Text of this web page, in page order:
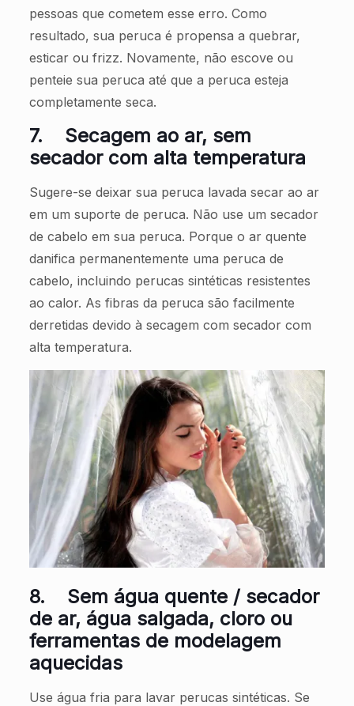
pessoas que cometem esse erro. Como
resultado, sua peruca é propensa a quebrar,
esticar ou frizz. Novamente, não escove ou
penteie sua peruca até que a peruca esteja
completamente seca.
7. Secagem ao ar, sem
secador com alta temperatura
Sugere-se deixar sua peruca lavada secar ao ar
em um suporte de peruca. Não use um secador
de cabelo em sua peruca. Porque o ar quente
danifica permanentemente uma peruca de
cabelo, incluindo perucas sintéticas resistentes
ao calor. As fibras da peruca são facilmente
derretidas devido à secagem com secador com
alta temperatura.
8. Sem água quente / secador
de ar, água salgada, cloro ou
ferramentas de modelagem
aquecidas
Use água fria para lavar perucas sintéticas. Se